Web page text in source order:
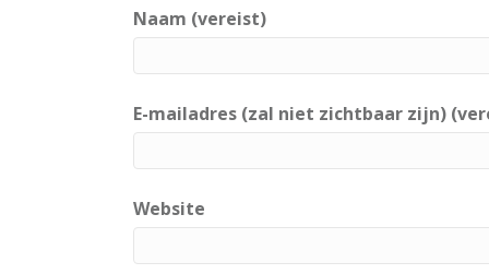
Naam (vereist)
E-mailadres (zal niet zichtbaar zijn)
Website